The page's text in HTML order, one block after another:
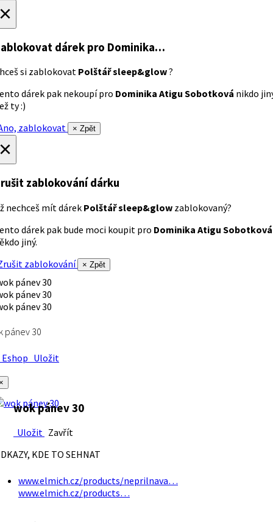
dárek pro Dominika…
si zablokovat Polštář sleep&glow?
dárek pak nekoupí pro Dominika Atigu Sobotková nikdo
ty :)
zablokovat
× Zpět
zablokování dárku
nechceš mít dárek Polštář sleep&glow zablokovaný?
dárek pak bude moci koupit pro Dominika Atigu Sobotková
jiný.
zablokování
× Zpět
pánev 30
Uložit
wok pánev 30
Uložit Zavřít
KDE TO SEHNAT
www.elmich.cz/products/neprilnava…
www.elmich.cz/products…